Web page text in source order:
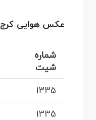
عکس هوایی کرج
شماره
شیت
1335
1335